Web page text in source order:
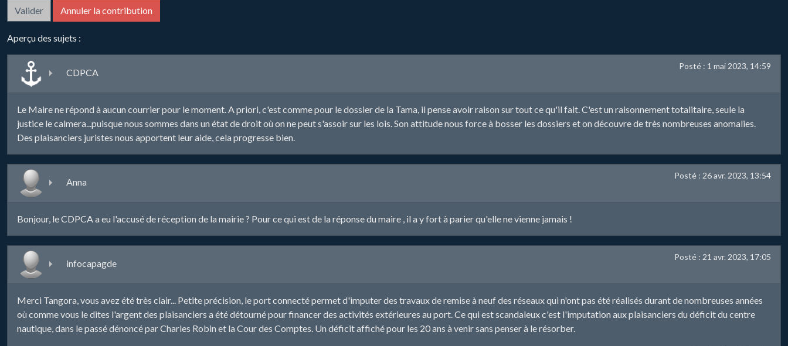
Aperçu des sujets :
CDPCA
Posté : 1 mai 2023, 14:59
Le Maire ne répond à aucun courrier pour le moment. A priori, c'est comme pour le dossier de la Tama, il pense avoir raison sur tout ce qu'il fait. C'est un raisonnement totalitaire, seule la
justice le calmera...puisque nous sommes dans un état de droit où on ne peut s'assoir sur les lois. Son attitude nous force à bosser les dossiers et on découvre de très nombreuses anomalies.
Des plaisanciers juristes nous apportent leur aide, cela progresse bien.
Anna
Posté : 26 avr. 2023, 13:54
Bonjour, le CDPCA a eu l'accusé de réception de la mairie ? Pour ce qui est de la réponse du maire , il a y fort à parier qu'elle ne vienne jamais !
infocapagde
Posté : 21 avr. 2023, 17:05
Merci Tangora, vous avez été très clair... Petite précision, le port connecté permet d'imputer des travaux de remise à neuf des réseaux qui n'ont pas été réalisés durant de nombreuses années
où comme vous le dites l'argent des plaisanciers a été détourné pour financer des activités extérieures au port. Ce qui est scandaleux c'est l'imputation aux plaisanciers du déficit du centre
nautique, dans le passé dénoncé par Charles Robin et la Cour des Comptes. Un déficit affiché pour les 20 ans à venir sans penser à le résorber.